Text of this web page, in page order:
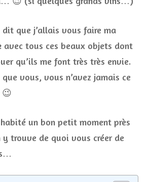
dit que j’allais vous faire ma
avec tous ces beaux objets dont
qu’ils me font très très envie.
vous, vous n’avez jamais ce
😉
un bon petit moment près
y trouve de quoi vous créer de